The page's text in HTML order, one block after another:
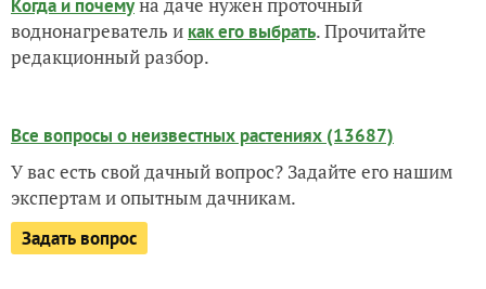
Когда и почему
воднонагреватель и как его выбрать. Прочитайте
редакционный разбор.
Все вопросы о неизвестных растениях (13687)
У вас есть свой дачный вопрос? Задайте его нашим
экспертам и опытным дачникам.
Задать вопрос